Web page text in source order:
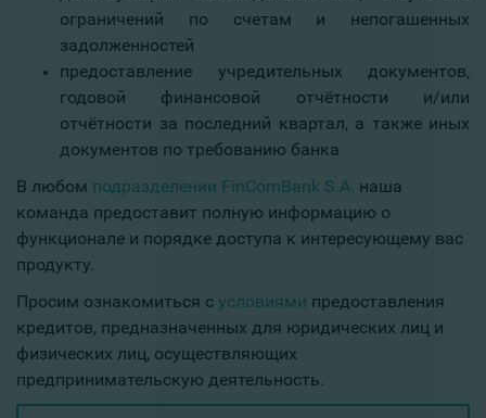
ограничений по счетам и непогашенных
задолженностей
предоставление учредительных документов,
годовой финансовой отчётности и/или
отчётности за последний квартал, а также иных
документов по требованию банка
В любом подразделении FinComBank S.A. наша
команда предоставит полную информацию о
функционале и порядке доступа к интересующему вас
продукту.
Просим ознакомиться с условиями предоставления
кредитов, предназначенных для юридических лиц и
физических лиц, осуществляющих
предпринимательскую деятельность.